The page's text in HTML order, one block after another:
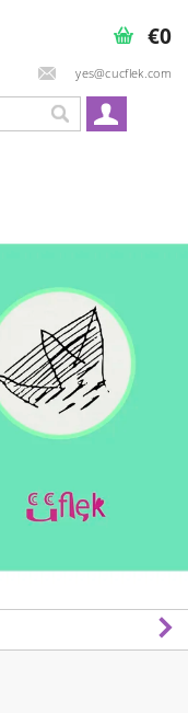
yes@cucflek.com
€0